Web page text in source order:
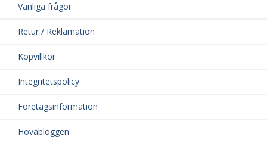
Vanliga frågor
Retur / Reklamation
Köpvillkor
Integritetspolicy
Företagsinformation
Hovabloggen